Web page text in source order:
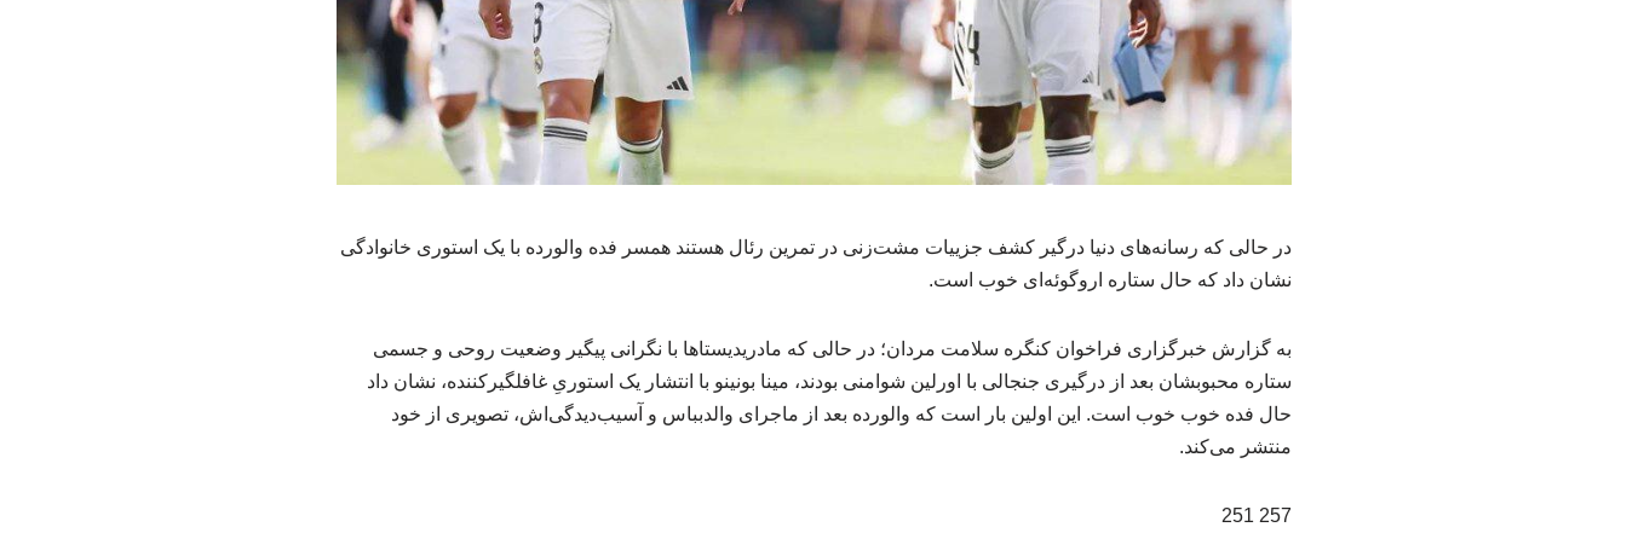
در حالی که رسانه‌های دنیا درگیر کشف جزییات مشت‌زنی در تمرین رئال هستند همسر فده والورده با یک استوری خانوادگی
نشان داد که حال ستاره اروگوئه‌ای خوب است.
به گزارش خبرگزاری فراخوان کنگره سلامت مردان؛ در حالی که مادریدیستاها با نگرانی پیگیر وضعیت روحی و جسمی
ستاره محبوبشان بعد از درگیری جنجالی با اورلین شوامنی بودند، مینا بونینو با انتشار یک استوریِ غافلگیرکننده، نشان داد
حال فده خوب خوب است. این اولین بار است که والورده بعد از ماجرای والدبباس و آسیب‌دیدگی‌اش، تصویری از خود
منتشر می‌کند.
257 251